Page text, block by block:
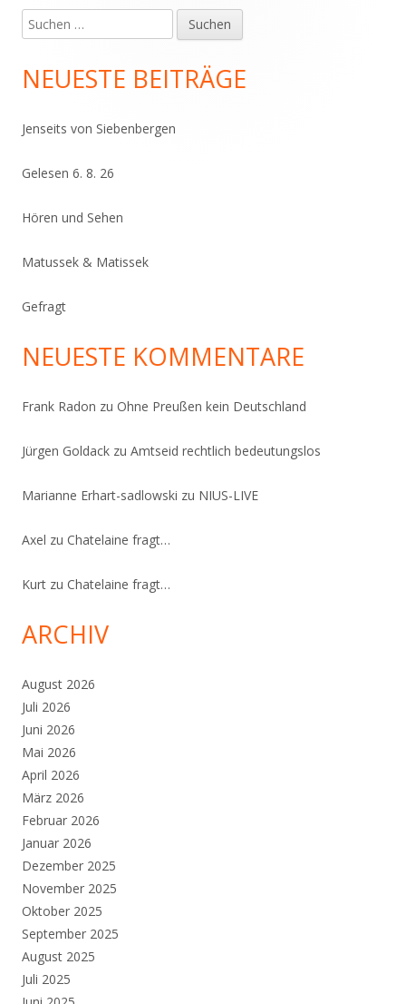
Haupt-
Seitenleiste
Suchen
nach:
NEUESTE BEITRÄGE
Jenseits von Siebenbergen
Gelesen 6. 8. 26
Hören und Sehen
Matussek & Matissek
Gefragt
NEUESTE KOMMENTARE
Frank Radon zu Ohne Preußen kein Deutschland
Jürgen Goldack zu Amtseid rechtlich bedeutungslos
Marianne Erhart-sadlowski zu NIUS-LIVE
Axel zu Chatelaine fragt…
Kurt zu Chatelaine fragt…
ARCHIV
August 2026
Juli 2026
Juni 2026
Mai 2026
April 2026
März 2026
Februar 2026
Januar 2026
Dezember 2025
November 2025
Oktober 2025
September 2025
August 2025
Juli 2025